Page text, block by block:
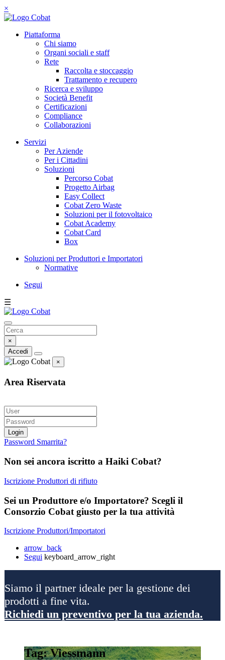
×
Piattaforma
Chi siamo
Organi sociali e staff
Rete
Raccolta e stoccaggio
Trattamento e recupero
Ricerca e sviluppo
Società Benefit
Certificazioni
Compliance
Collaborazioni
Servizi
Per Aziende
Per i Cittadini
Soluzioni
Percorso Cobat
Progetto Airbag
Easy Collect
Cobat Zero Waste
Soluzioni per il fotovoltaico
Cobat Academy
Cobat Card
Box
Soluzioni per Produttori e Importatori
Normative
Segui
☰
×
Accedi
×
Area Riservata
Login
Password Smarrita?
Non sei ancora iscritto a Haiki Cobat?
Iscrizione Produttori di rifiuto
Sei un Produttore e/o Importatore? Scegli il
Consorzio Cobat giusto per la tua attività
Iscrizione Produttori/Importatori
arrow_back
Segui keyboard_arrow_right
Siamo il partner ideale per la gestione dei
prodotti a fine vita.
Richiedi un preventivo per la tua azienda.
Tag: Viessmann